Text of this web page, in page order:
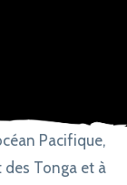
Pacifique,
Tonga et à